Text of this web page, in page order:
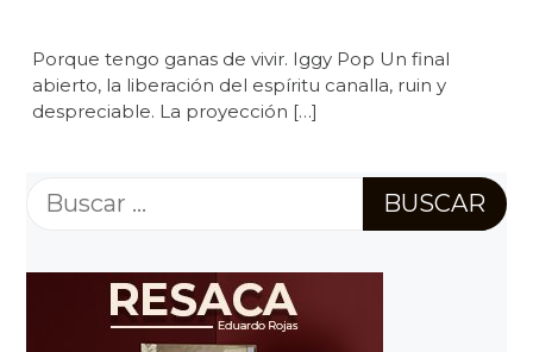
Porque tengo ganas de vivir. Iggy Pop Un final
abierto, la liberación del espíritu canalla, ruin y
despreciable. La proyección […]
Buscar: